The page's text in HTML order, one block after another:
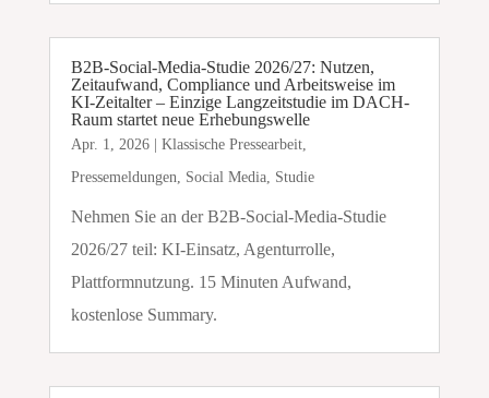
B2B-Social-Media-Studie 2026/27: Nutzen,
Zeitaufwand, Compliance und Arbeitsweise im
KI-Zeitalter – Einzige Langzeitstudie im DACH-
Raum startet neue Erhebungswelle
Apr. 1, 2026| Klassische Pressearbeit,
Pressemeldungen
Social Media, Studie
Nehmen Sie an der B2B-Social-Media-Studie
2026/27 teil: KI-Einsatz, Agenturrolle,
Plattformnutzung. 15 Minuten Aufwand,
kostenlose Summary.